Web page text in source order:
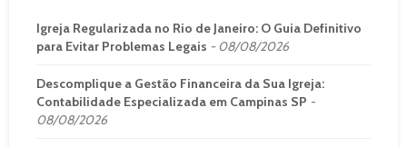
Igreja Regularizada no Rio de Janeiro: O Guia Definitivo
para Evitar Problemas Legais
08/08/2026
Descomplique a Gestão Financeira da Sua Igreja:
Contabilidade Especializada em Campinas SP
08/08/2026